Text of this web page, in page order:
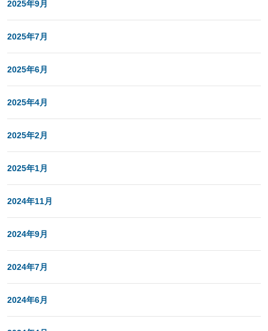
2025年9月
2025年7月
2025年6月
2025年4月
2025年2月
2025年1月
2024年11月
2024年9月
2024年7月
2024年6月